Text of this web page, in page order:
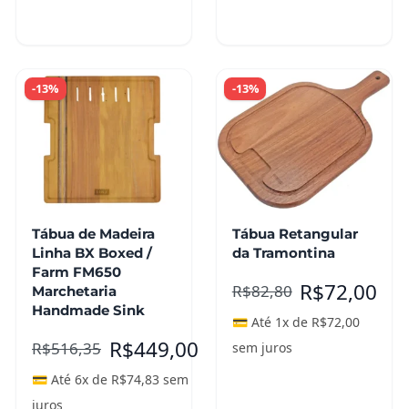
-13%
Tábua de Madeira
Linha BX Boxed /
Farm FM650
Marchetaria
Handmade Sink
R$516,35 R$449,00
💳 Até 6x de R$74,83 sem
juros
-13%
Tábua Retangular
da Tramontina
R$82,80 R$72,00
💳 Até 1x de R$72,00
sem juros